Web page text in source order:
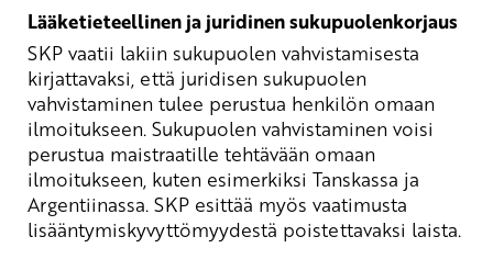
Lääketieteellinen ja juridinen sukupuolenkorjaus
SKP vaatii lakiin sukupuolen vahvistamisesta
kirjattavaksi, että juridisen sukupuolen
vahvistaminen tulee perustua henkilön omaan
ilmoitukseen. Sukupuolen vahvistaminen voisi
perustua maistraatille tehtävään omaan
ilmoitukseen, kuten esimerkiksi Tanskassa ja
Argentiinassa. SKP esittää myös vaatimusta
lisääntymiskyvyttömyydestä poistettavaksi laista.